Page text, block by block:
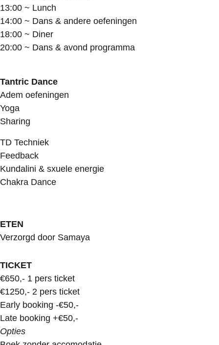
13:00 ~ Lunch
14:00 ~ Dans & andere oefeningen
18:00 ~ Diner
20:00 ~ Dans & avond programma
Tantric Dance
Adem oefeningen
Yoga
Sharing
TD Techniek
Feedback
Kundalini & sxuele energie
Chakra Dance
ETEN
Verzorgd door Samaya
TICKET
€650,- 1 pers ticket
€1250,- 2 pers ticket
Early booking -€50,-
Late booking +€50,-
Opties